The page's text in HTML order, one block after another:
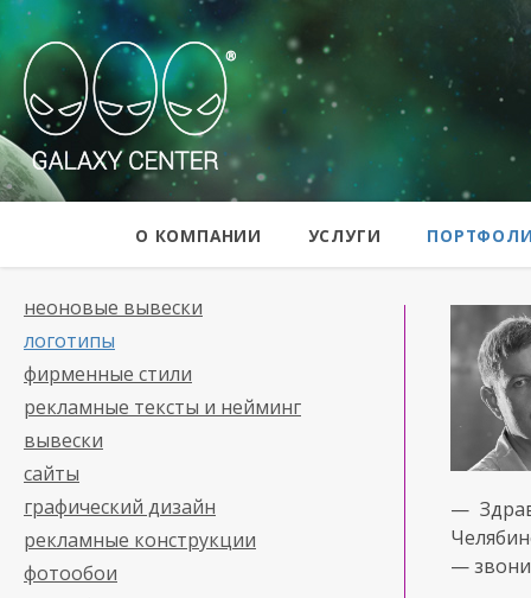
Galaxy Center
О КОМПАНИИ УСЛУГИ
неоновые вывески
логотипы
фирменные стили
рекламные тексты и нейминг
вывески
сайты
графический дизайн
рекламные конструкции
фотообои
—
—